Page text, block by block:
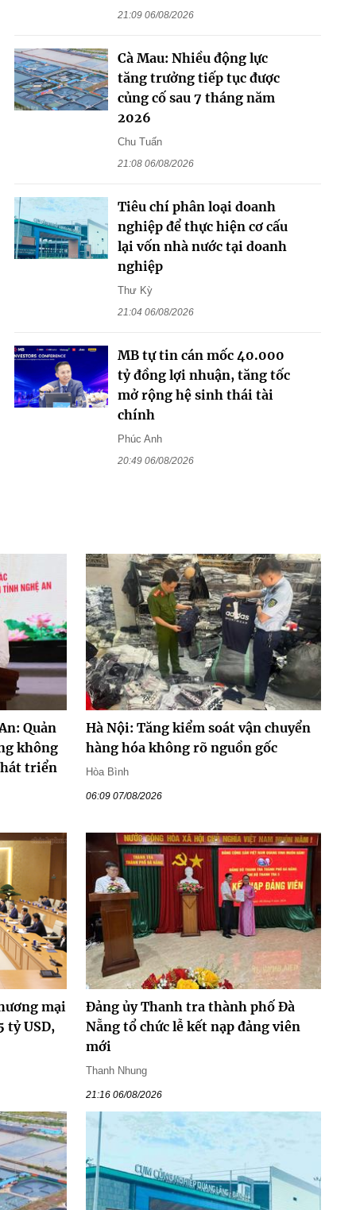
21:09 06/08/2026
Cà Mau: Nhiều động lực
tăng trưởng tiếp tục được
củng cố sau 7 tháng năm
2026
Chu Tuấn
21:08 06/08/2026
Tiêu chí phân loại doanh
nghiệp để thực hiện cơ cấu
lại vốn nhà nước tại doanh
nghiệp
Thư Kỳ
21:04 06/08/2026
MB tự tin cán mốc 40.000
tỷ đồng lợi nhuận, tăng tốc
mở rộng hệ sinh thái tài
chính
Phúc Anh
20:49 06/08/2026
Quản
không
triển
Hà Nội: Tăng kiểm soát vận chuyển
hàng hóa không rõ nguồn gốc
Hòa Bình
06:09 07/08/2026
mại
tỷ USD,
Đảng ủy Thanh tra thành phố Đà
Nẵng tổ chức lễ kết nạp đảng viên
mới
Thanh Nhung
21:16 06/08/2026